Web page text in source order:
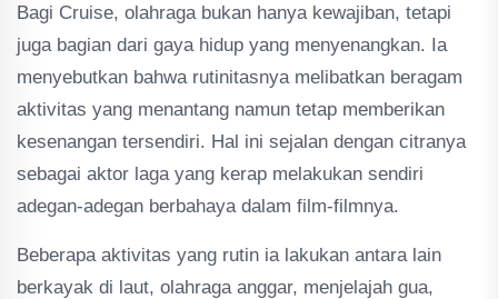
Bagi Cruise, olahraga bukan hanya kewajiban, tetapi
juga bagian dari gaya hidup yang menyenangkan. Ia
menyebutkan bahwa rutinitasnya melibatkan beragam
aktivitas yang menantang namun tetap memberikan
kesenangan tersendiri. Hal ini sejalan dengan citranya
sebagai aktor laga yang kerap melakukan sendiri
adegan-adegan berbahaya dalam film-filmnya.
Beberapa aktivitas yang rutin ia lakukan antara lain
berkayak di laut, olahraga anggar, menjelajah gua,